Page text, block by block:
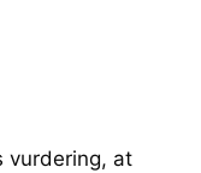
vurdering, at